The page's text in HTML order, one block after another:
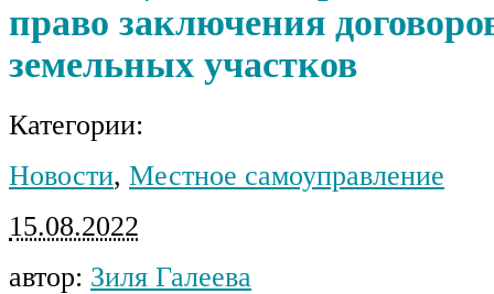
право заключения
земельных участков
Категории:
Новости, Местное самоуправление
15.08.2022
автор: Зиля Галеева